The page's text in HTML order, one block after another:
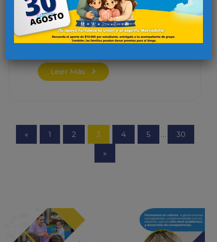
Inicio de clases Primaria y
Leer Más
« 1 2 3 4 5 … 30
»